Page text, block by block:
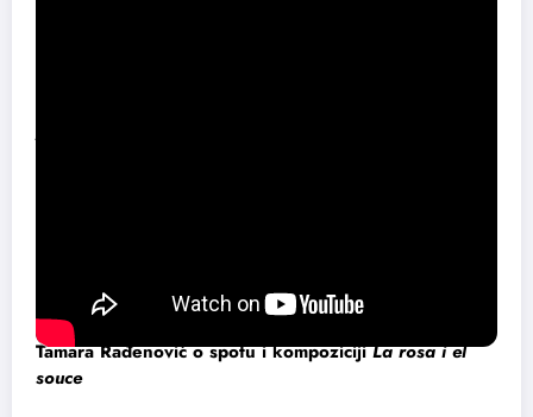
nastavljena.
Tamara Rađenović o spotu i kompozicijiLa rosa i el
souce